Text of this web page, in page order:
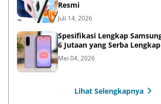
Resmi
Juli 14, 2026
Spesifikasi Lengkap
6 Jutaan yang Serba Lengkap
Mei 04, 2026
Lihat Selengkapnya